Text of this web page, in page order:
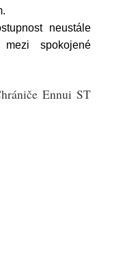
neustále
spokojené
Ennui ST